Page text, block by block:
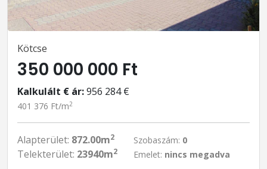
Kötcse
350 000 000 Ft
Kalkulált € ár:956 284 €
401 376 Ft/m2
Alapterület: 872.00m2
Telekterület: 23940m2
Szobaszám: 0
Emelet: nincs megadva